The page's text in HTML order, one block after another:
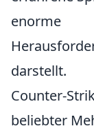
enorme
darstellt.
Counter-
beliebter